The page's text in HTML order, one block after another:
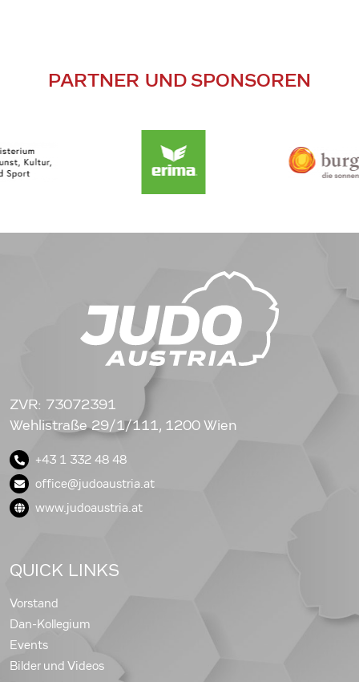
PARTNER UND SPONSOREN
ZVR: 73072391
Wehlistraße 29/1/111, 1200 Wien
+43 1 332 48 48
office@judoaustria.at
www.judoaustria.at
QUICK LINKS
Vorstand
Dan-Kollegium
Events
Bilder und Videos